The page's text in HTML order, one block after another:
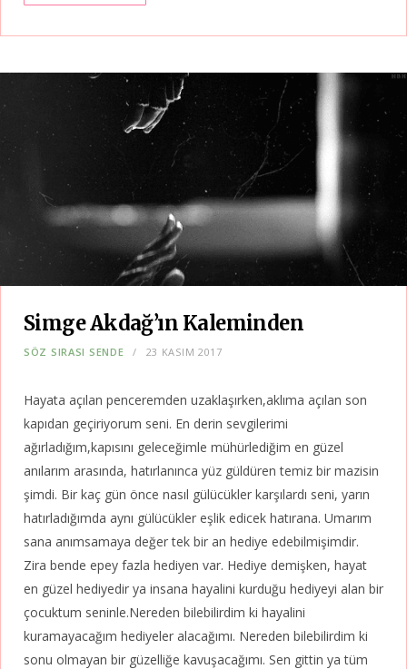
Simge Akdağ’ın Kaleminden
SÖZ SIRASI SENDE 23 KASIM 2017
Hayata açılan penceremden uzaklaşırken,aklıma açılan son
kapıdan geçiriyorum seni. En derin sevgilerimi
ağırladığım,kapısını geleceğimle mühürlediğim en güzel
anılarım arasında, hatırlanınca yüz güldüren temiz bir mazisin
şimdi. Bir kaç gün önce nasıl gülücükler karşılardı seni, yarın
hatırladığımda aynı gülücükler eşlik edicek hatırana. Umarım
sana anımsamaya değer tek bir an hediye edebilmişimdir.
Zira bende epey fazla hediyen var. Hediye demişken, hayat
en güzel hediyedir ya insana hayalini kurduğu hediyeyi alan bir
çocuktum seninle.Nereden bilebilirdim ki hayalini
kuramayacağım hediyeler alacağımı. Nereden bilebilirdim ki
sonu olmayan bir güzelliğe kavuşacağımı. Sen gittin ya tüm